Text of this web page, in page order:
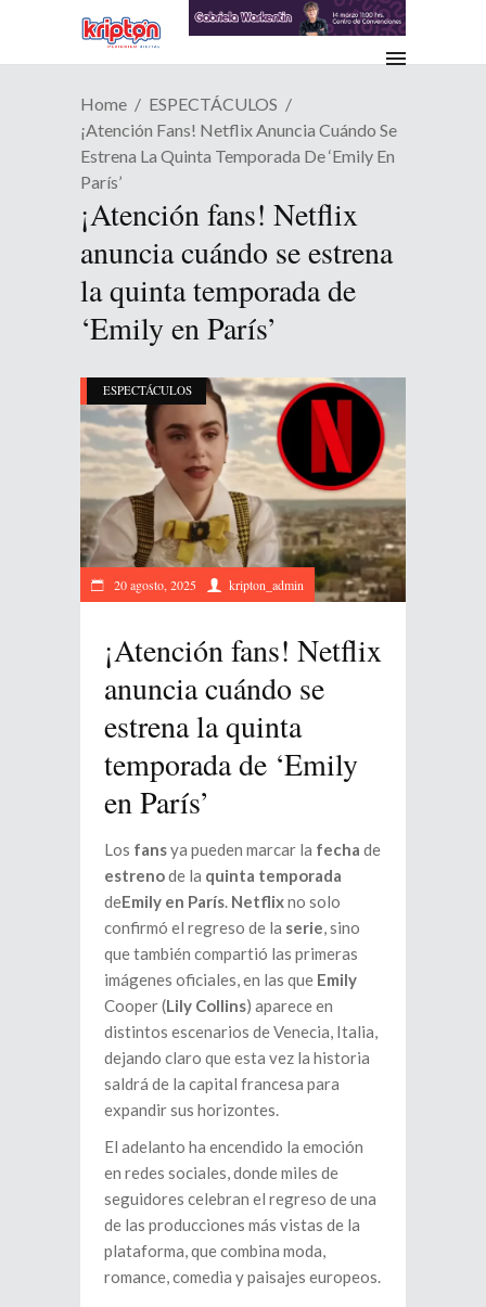
Home
ESPECTÁCULOS
¡Atención Fans! Netflix Anuncia Cuándo Se
Estrena La Quinta Temporada De ‘Emily En
París’
¡Atención fans! Netflix
anuncia cuándo se estrena
la quinta temporada de
‘Emily en París’
ESPECTÁCULOS
20 agosto, 2025 kripton_admin
¡Atención fans! Netflix
anuncia cuándo se
estrena la quinta
temporada de ‘Emily
en París’
Los fansya pueden marcar la fecha de
estrenode la quinta temporada
deEmily en París. Netflixno solo
confirmó el regreso de la serie, sino
que también compartió las primeras
imágenes oficiales, en las que Emily
Cooper (Lily Collins) aparece en
distintos escenarios de Venecia, Italia,
dejando claro que esta vez la historia
saldrá de la capital francesa para
expandir sus horizontes.
El adelanto ha encendido la emoción
en redes sociales, donde miles de
seguidores celebran el regreso de una
de las producciones más vistas de la
plataforma, que combina moda,
romance, comedia y paisajes europeos.